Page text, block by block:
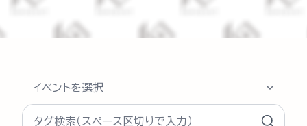
イベントを選択
タグ検索